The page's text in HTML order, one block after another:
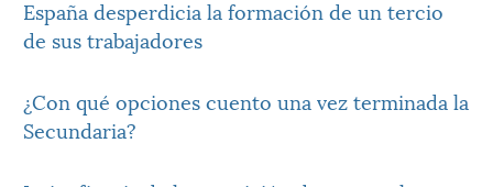
España desperdicia la formación de un tercio
de sus trabajadores
¿Con qué opciones cuento una vez terminada la
Secundaria?